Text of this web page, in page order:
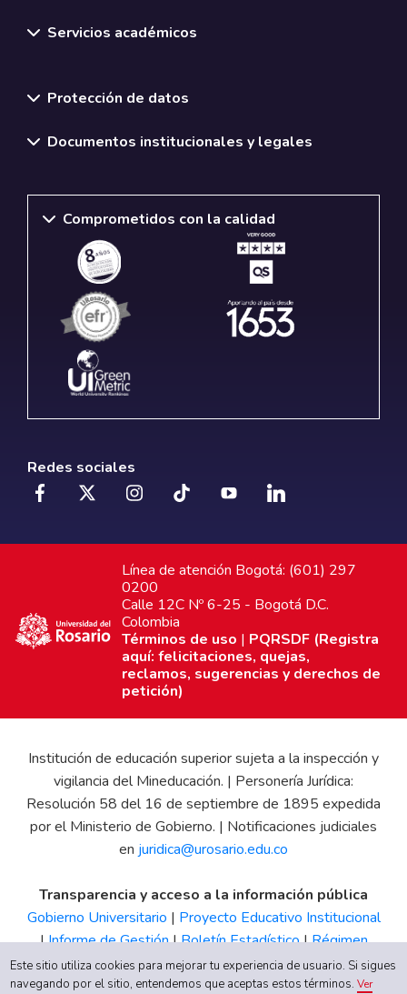
Servicios académicos
Protección de datos
Documentos institucionales y legales
Comprometidos con la calidad
Redes sociales
Línea de atención Bogotá: (601) 297
0200
Calle 12C Nº 6-25 - Bogotá D.C.
Colombia
Términos de uso | PQRSDF (Registra
aquí: felicitaciones, quejas,
reclamos, sugerencias y derechos de
petición)
Institución de educación superior sujeta a la inspección y
vigilancia del Mineducación. | Personería Jurídica:
Resolución 58 del 16 de septiembre de 1895 expedida
por el Ministerio de Gobierno. | Notificaciones judiciales
en juridica@urosario.edu.co
Transparencia y acceso a la información pública
Gobierno Universitario | Proyecto Educativo Institucional
|Informe de Gestión|Boletín Estadístico|Régimen
Tributario|Estados Financieros |Código de Ética| Canal
de Integridad UR
Este sitio utiliza cookies para mejorar tu experiencia de usuario. Si sigues
navegando por el sitio, entendemos que aceptas estos términos.Ver